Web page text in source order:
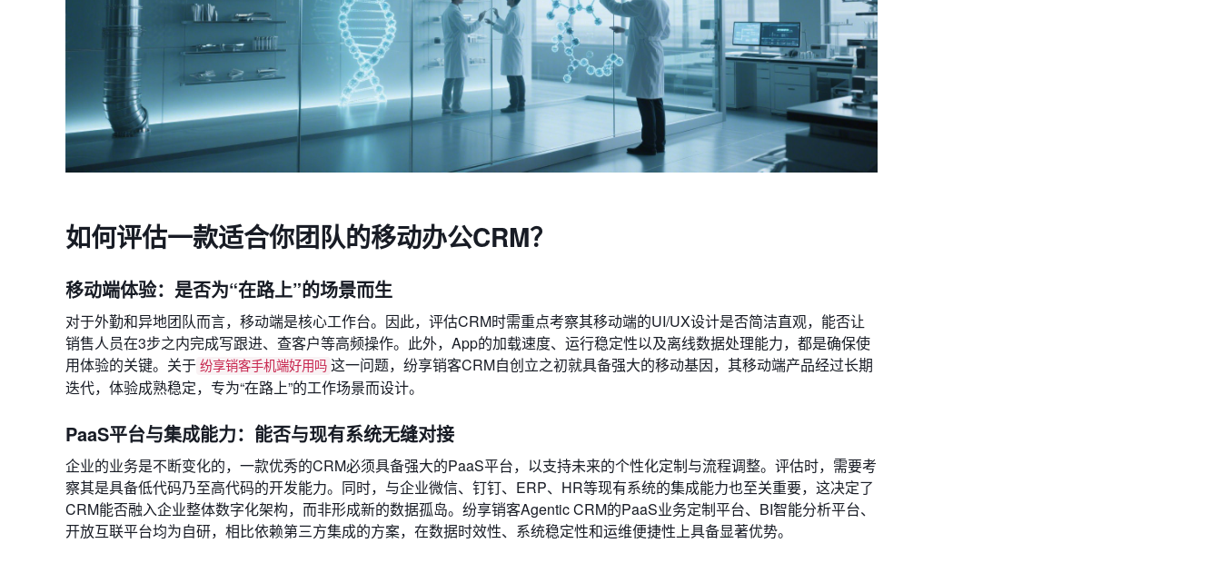
如何评估一款适合你团队的移动办公CRM？
移动端体验：是否为“在路上”的场景而生
对于外勤和异地团队而言，移动端是核心工作台。因此，评估CRM时需重点考察其移动端的UI/UX设计是否简洁直观，能否让
销售人员在3步之内完成写跟进、查客户等高频操作。此外，App的加载速度、运行稳定性以及离线数据处理能力，都是确保使
用体验的关键。关于 纷享销客手机端好用吗 这一问题，纷享销客CRM自创立之初就具备强大的移动基因，其移动端产品经过长期
迭代，体验成熟稳定，专为“在路上”的工作场景而设计。
PaaS平台与集成能力：能否与现有系统无缝对接
企业的业务是不断变化的，一款优秀的CRM必须具备强大的PaaS平台，以支持未来的个性化定制与流程调整。评估时，需要考
察其是具备低代码乃至高代码的开发能力。同时，与企业微信、钉钉、ERP、HR等现有系统的集成能力也至关重要，这决定了
CRM能否融入企业整体数字化架构，而非形成新的数据孤岛。纷享销客Agentic CRM的PaaS业务定制平台、BI智能分析平台、
开放互联平台均为自研，相比依赖第三方集成的方案，在数据时效性、系统稳定性和运维便捷性上具备显著优势。